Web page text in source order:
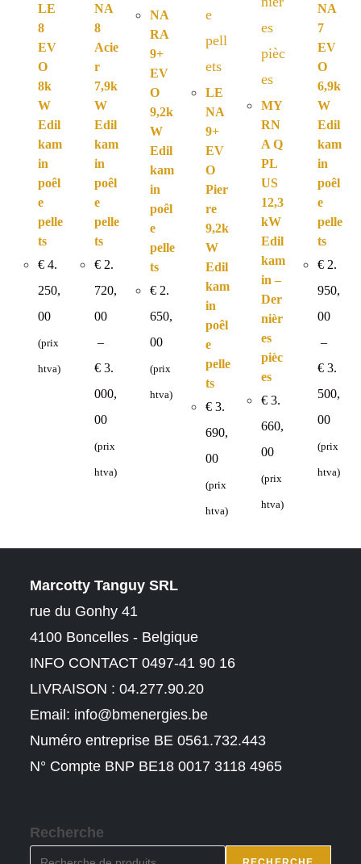
LE
8
EV
O
8k
W
Edil
kam
in
poêl
e
pelle
ts
€ 4.
250,
00
(prix
htva)
NA
8
Acie
r
7,9k
W
Edil
kam
in
poêl
e
pelle
ts
€2.
720,
00
–
€3.
000,
00de
€ 2.720,00
€ 3.000,00
(prix
htva)
NA
RA
9+
EV
O
9,2k
W
Edil
kam
in
poêl
e
pelle
ts
€2.
650,
00
(prix
htva)
LE
NA
9+
EV
O
Pier
re
9,2k
W
Edil
kam
in
poêl
e
pelle
ts
€ 3.
690,
00
(prix
htva)
MY
RN
A Q
PL
US
12,3
kW
Edil
kam
in –
Der
nièr
es
pièc
es
€ 3.
660,
00
(prix
htva)
NA
7
EV
O
6,9k
W
Edil
kam
in
poêl
e
pelle
ts
€2.
950,
00
–
€3.
500,
00de
€
€
(prix
htva)
Marcotty Tanguy SRL
rue du Gonhy 41
4100 Boncelles - Belgique
INFO CONTACT 0497-41 90 16
LIVRAISON : 04.277.90.20
Email: info@bmenergies.be
Numéro entreprise BE 0561.732.443
N° Compte BNP BE18 0017 3118 4965
Recherche